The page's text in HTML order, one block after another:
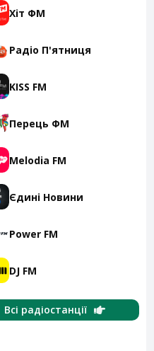
Хіт ФМ
Радіо П'ятниця
KISS FM
Перець ФМ
Melodia FM
Єдині Новини
Power FM
DJ FM
Всі радіостанції